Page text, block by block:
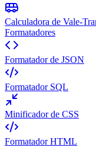
Calculadora de Vale-
Formatadores
Formatador de JSON
Formatador SQL
Minificador de CSS
Formatador HTML